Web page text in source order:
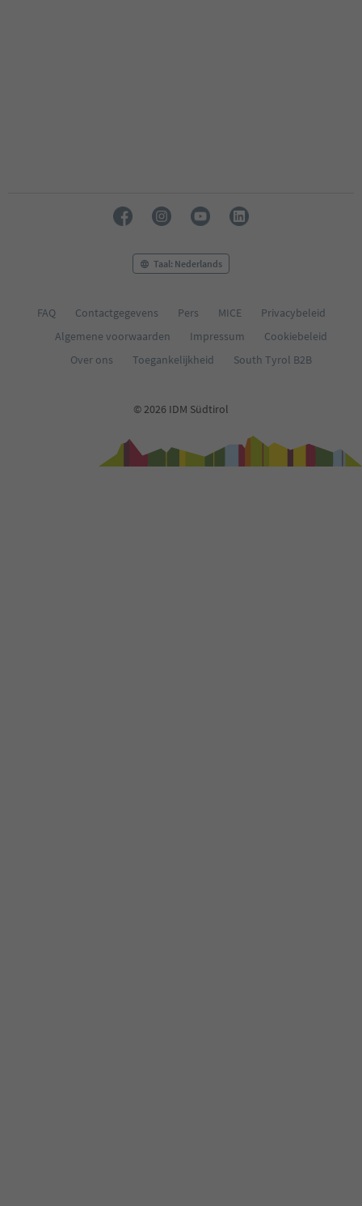
Taal: Nederlands
FAQ Contactgegevens Pers MICE
Privacybeleid
Algemene voorwaarden
Impressum
Cookiebeleid
Over ons
Toegankelijkheid South Tyrol B2B
© 2026 IDM Südtirol